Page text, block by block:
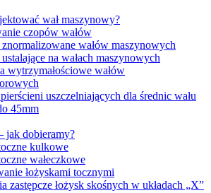
wał maszynowy?
czopów wałów
wałów maszynowych
na wałach maszynowych
wytrzymałościowe wałów
uszczelniających dla średnic wału
45mm
jak dobieramy?
kulkowe
wałeczkowe
łożyskami tocznymi
zastępcze łożysk skośnych w układach „X”